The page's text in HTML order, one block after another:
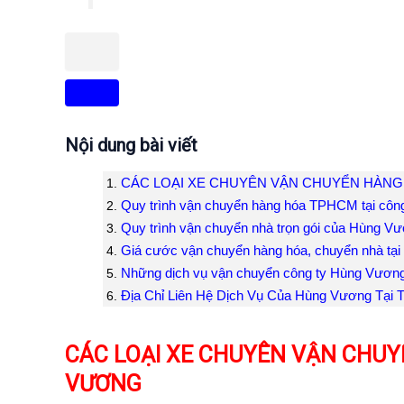
Nội dung bài viết
CÁC LOẠI XE CHUYÊN VẬN CHUYỂN
Quy trình vận chuyển hàng hóa TPHCM tại
Quy trình vận chuyển nhà trọn gói của Hùng
Giá cước vận chuyển hàng hóa, chuyển nhà
Những dịch vụ vận chuyển công ty Hùng
Địa Chỉ Liên Hệ Dịch Vụ Của Hùng Vương Tại
CÁC LOẠI XE CHUYÊN VẬN
VƯƠNG